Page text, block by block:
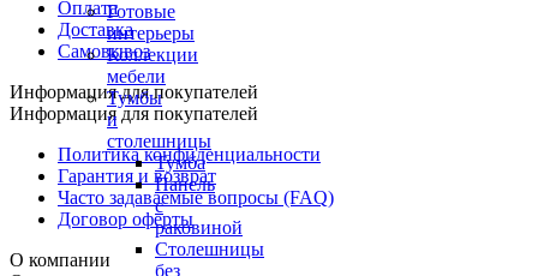
Готовые
интерьеры
Коллекции
мебели
Тумбы
и
столешницы
Тумба
Панель
с
раковиной
Столешницы
без
Оплата
Доставка
Самовывоз
Информация для покупателей
Информация для покупателей
Политика конфиденциальности
Гарантия и возврат
Часто задаваемые вопросы (FAQ)
Договор оферты
О компании